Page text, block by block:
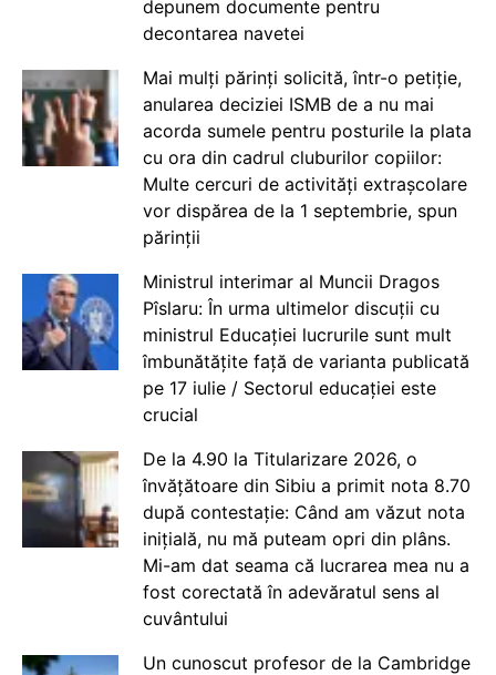
depunem documente pentru
decontarea navetei
Mai mulți părinți solicită, într-o petiție,
anularea deciziei ISMB de a nu mai
acorda sumele pentru posturile la plata
cu ora din cadrul cluburilor copiilor:
Multe cercuri de activități extrașcolare
vor dispărea de la 1 septembrie, spun
părinții
Ministrul interimar al Muncii Dragos
Pîslaru: În urma ultimelor discuții cu
ministrul Educației lucrurile sunt mult
îmbunătățite față de varianta publicată
pe 17 iulie / Sectorul educației este
crucial
De la 4.90 la Titularizare 2026, o
învățătoare din Sibiu a primit nota 8.70
după contestație: Când am văzut nota
inițială, nu mă puteam opri din plâns.
Mi-am dat seama că lucrarea mea nu a
fost corectată în adevăratul sens al
cuvântului
Un cunoscut profesor de la Cambridge